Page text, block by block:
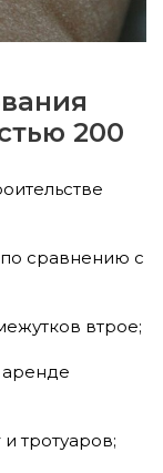
200
сравнению с
втрое;
тротуаров;